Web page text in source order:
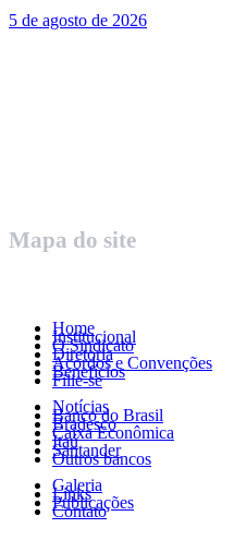
5 de agosto de 2026
Mapa do site
Home
Institucional
O Sindicato
Diretoria
Acordos e Convenções
Benefícios
Filie-se
Notícias
Banco do Brasil
Bradesco
Caixa Econômica
Itaú
Santander
Outros bancos
Galeria
Links
Publicações
Contato